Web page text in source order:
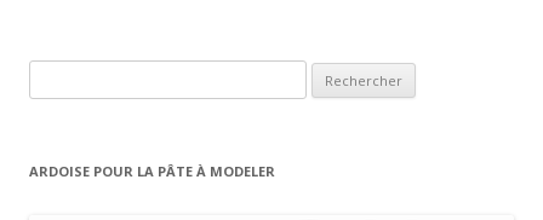
e
h
ARDOISE POUR LA PÂTE À MODELER